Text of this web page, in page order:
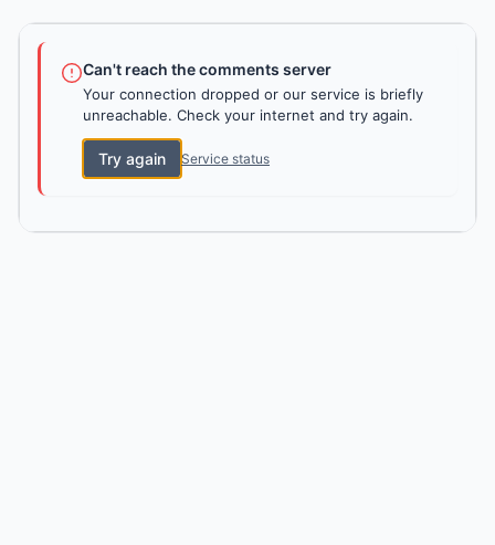
Can't reach the comments server
Your connection dropped or our service is briefly
unreachable. Check your internet and try again.
Try again Service status